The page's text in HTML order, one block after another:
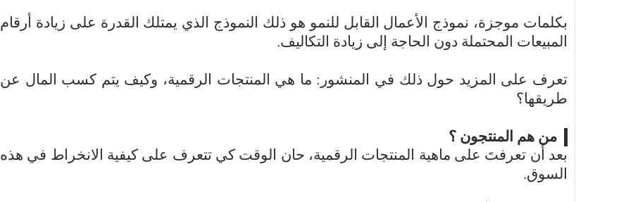
بكلمات موجزة، نموذج الأعمال القابل للنمو هو ذلك النموذج الذي يمتلك القدرة على زيادة أرقام
المبيعات المحتملة دون الحاجة إلى زيادة التكاليف.
تعرف على المزيد حول ذلك في المنشور: ما هي المنتجات الرقمية، وكيف يتم كسب المال عن
طريقها؟
من هم المنتجون ؟
بعد أن تعرفتَ على ماهية المنتجات الرقمية، حان الوقت كي تتعرف على كيفية الانخراط في هذه
السوق.